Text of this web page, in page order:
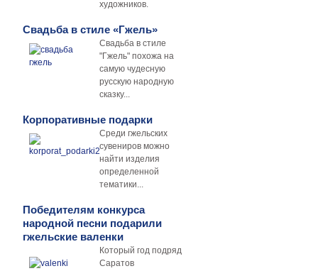
художников.
Свадьба в стиле «Гжель»
Свадьба в стиле
"Гжель" похожа на
самую чудесную
русскую народную
сказку...
Корпоративные подарки
Среди гжельских
сувениров можно
найти изделия
определенной
тематики...
Победителям конкурса
народной песни подарили
гжельские валенки
Который год подряд
Саратов